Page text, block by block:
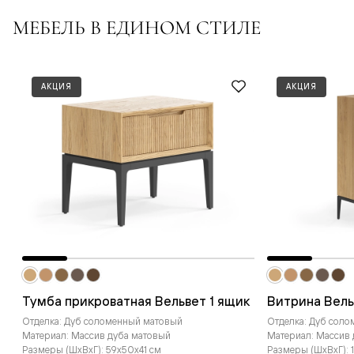
МЕБЕЛЬ В ЕДИНОМ СТИЛЕ
АКЦИЯ
Тумба прикроватная Вельвет 1 ящик
Отделка: Дуб соломенный матовый
Материал: Массив дуба матовый
Размеры (ШxВxГ): 59x50x41 см
АКЦИЯ
Витрина
Отделка: Дуб
Материал: Массив
Размеры (ШxВxГ):